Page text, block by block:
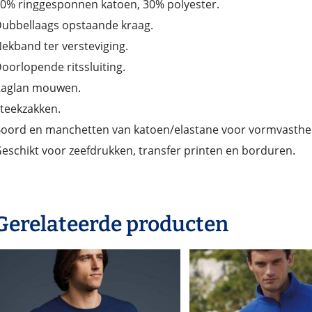
ringgesponnen katoen, 30% polyester.
opstaande kraag.
ter versteviging.
ritssluiting.
mouwen.
en manchetten van katoen/elastane voor
voor zeefdrukken, transfer printen en borduren.
producten